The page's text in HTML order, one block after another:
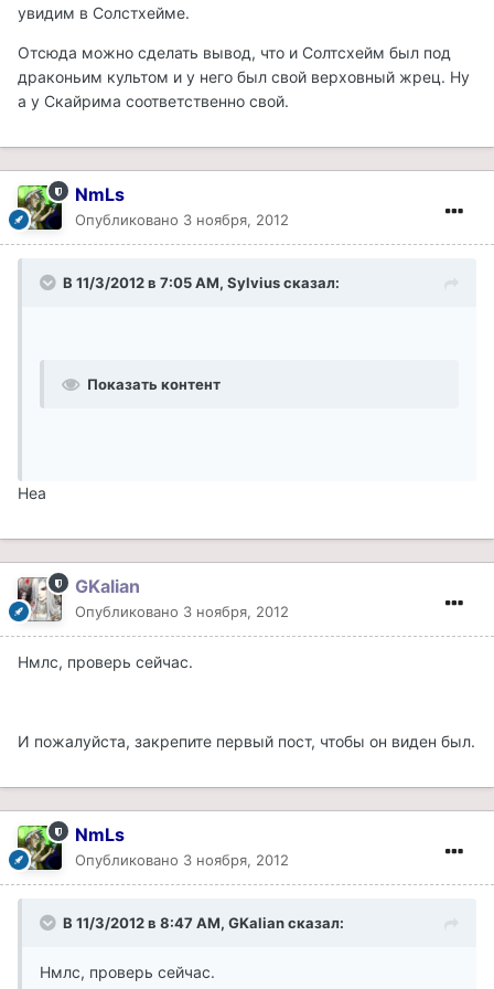
увидим в Солстхейме.
Отсюда можно сделать вывод, что и Солтсхейм был под
драконьим культом и у него был свой верховный жрец. Ну
а у Скайрима соответственно свой.
NmLs
Опубликовано 3 ноября, 2012
В 11/3/2012 в 7:05 AM, Sylvius сказал:
Показать контент
Неа
GKalian
Опубликовано 3 ноября, 2012
Нмлс, проверь сейчас.
И пожалуйста, закрепите первый пост, чтобы он виден был.
NmLs
Опубликовано 3 ноября, 2012
В 11/3/2012 в 8:47 AM, GKalian сказал:
Нмлс, проверь сейчас.